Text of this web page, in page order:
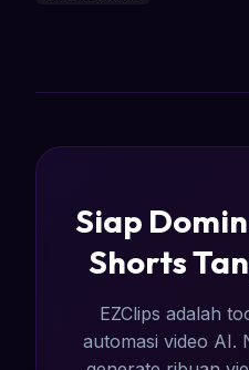
Siap
Shorts
EZClips adalah
automasi video AI.